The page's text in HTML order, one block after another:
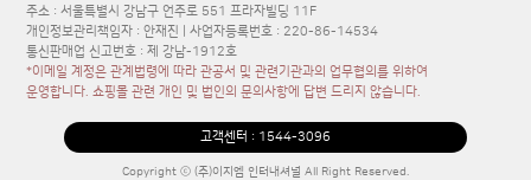
주소 : 서울특별시 강남구 언주로 551 프라자빌딩 11F
개인정보관리책임자 : 안재진 | 사업자등록번호 : 220-86-14534
통신판매업 신고번호 : 제 강남-1912호
*이메일 계정은 관계법령에 따라 관공서 및 관련기관과의 업무협의를 위하여
운영합니다. 쇼핑몰 관련 개인 및 법인의 문의사항에 답변 드리지 않습니다.
고객센터 : 1544-3096
Copyright ⓒ (주)이지엠 인터내셔널 All Right Reserved.